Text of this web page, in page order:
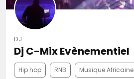
DJ
Dj C-Mix Evènementiel
Hip hop RNB Musique Africaine